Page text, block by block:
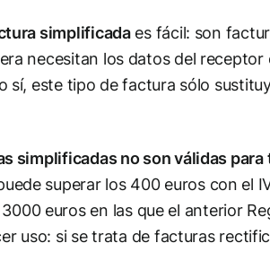
simplificadaes fácil: son
necesitan los datos del receptor
sí, este tipo de factura sólo
simplificadas no son válidas para
superar los 400 euros con el
euros en las que el anterior
uso: si se trata de facturas